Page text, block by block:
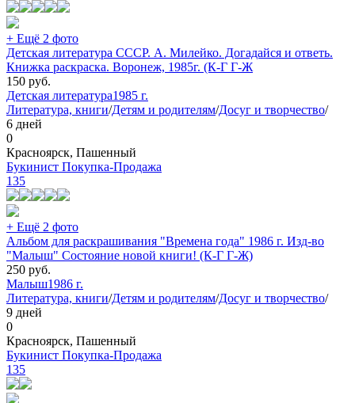
+ Ещё 2 фото
Детская литература СССР. А. Милейко. Догадайся и ответь.
Книжка раскраска. Воронеж, 1985г. (К-Г Г-Ж
150 руб.
Детская литература1985 г.
Литература, книги/Детям и родителям/Досуг и творчество/
6 дней
0
Красноярск, Пашенный
Букинист Покупка-Продажа
135
+ Ещё 2 фото
Альбом для раскрашивания "Времена года" 1986 г. Изд-во
"Малыш" Состояние новой книги! (К-Г Г-Ж)
250 руб.
Малыш1986 г.
Литература, книги/Детям и родителям/Досуг и творчество/
9 дней
0
Красноярск, Пашенный
Букинист Покупка-Продажа
135